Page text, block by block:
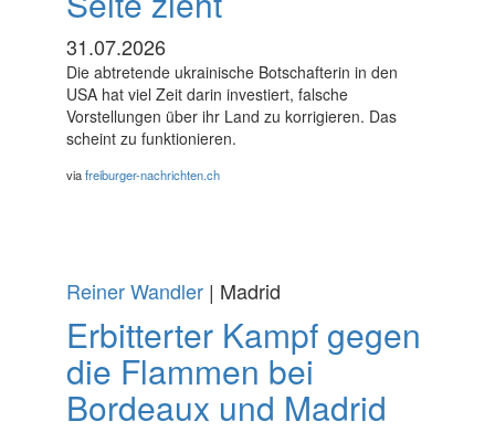
31.07.2026
Die abtretende ukrainische Botschafterin in den
USA hat viel Zeit darin investiert, falsche
Vorstellungen über ihr Land zu korrigieren. Das
scheint zu funktionieren.
viafreiburger-nachrichten.ch
Reiner Wandler | Madrid
Erbitterter Kampf gegen
die Flammen bei
Bordeaux und Madrid